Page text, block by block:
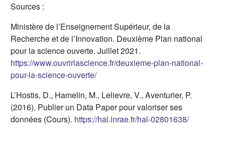
Sources :
Ministère de l’Enseignement Supérieur, de la
Recherche et de l’Innovation. Deuxième Plan national
pour la science ouverte. Juillet 2021.
https://www.ouvrirlascience.fr/deuxieme-plan-national-
pour-la-science-ouverte/(s'ouvre dans un nouvel onglet)
L’Hostis, D., Hamelin, M., Lelievre, V., Aventurier, P.
(2016). Publier un Data Paper pour valoriser ses
données (Cours). https://hal.inrae.fr/hal-02801638/(s'ouvre